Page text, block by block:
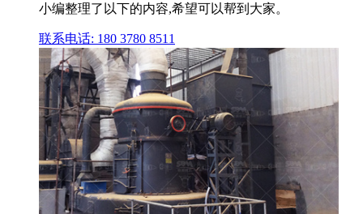
小编整理了以下的内容,希望可以帮到大家。
联系电话: 180 3780 8511